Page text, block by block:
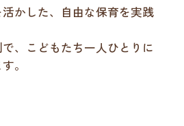
かした、自由な保育を実践
、こどもたち一人ひとりに
。